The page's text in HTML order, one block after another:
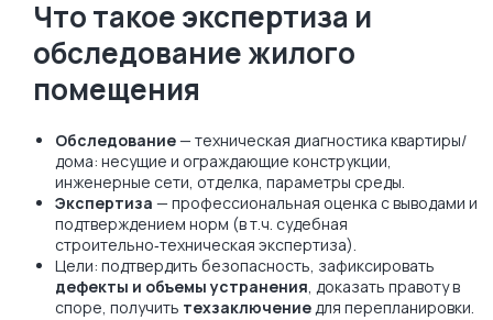
Что такое экспертиза и
обследование жилого
помещения
Обследование— техническая диагностика квартиры/
дома: несущие и ограждающие конструкции,
инженерные сети, отделка, параметры среды.
Экспертиза — профессиональная оценка с выводами и
подтверждением норм (в т.ч. судебная
строительно‑техническая экспертиза).
Цели: подтвердить безопасность, зафиксировать
дефекты и объемы устранения, доказать правоту в
споре, получить техзаключениедля перепланировки.